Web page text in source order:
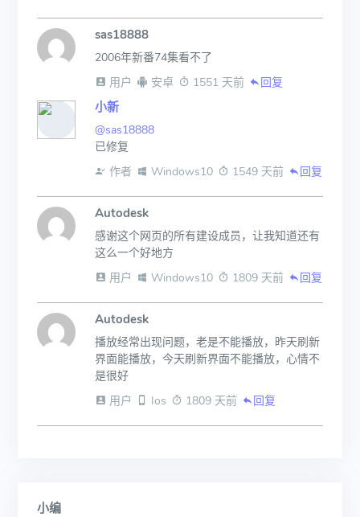
sas18888
2006年新番74集看不了
用户
安卓 1551 天前 回复
小新
@sas18888
已修复
作者
Windows10 1549 天前 回复
Autodesk
感谢这个网页的所有建设成员，让我知道还有
这么一个好地方
用户
Windows10 1809 天前 回复
Autodesk
播放经常出现问题，老是不能播放，昨天刷新
界面能播放，今天刷新界面不能播放，心情不
是很好
用户
Ios 1809 天前 回复
小编